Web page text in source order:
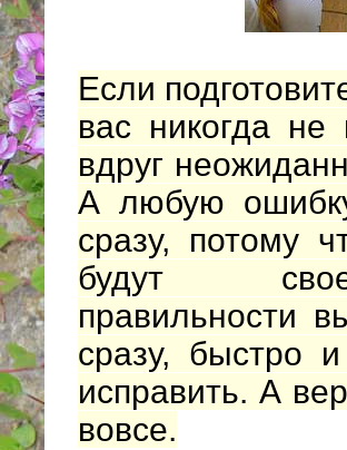
Если
вас никогда не
вдруг
А любую
сразу, потому
будут
правильности
сразу, быстро
исправить. А
вовсе.